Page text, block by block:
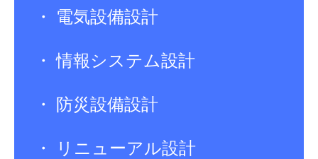
・ 電気設備設計
・ 情報システム設計
・ 防災設備設計
・ リニューアル設計